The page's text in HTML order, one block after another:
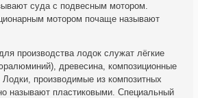
суда с подвесным мотором.
мотором почаще называют
производства лодок служат лёгкие
древесина, композиционные
производимые из композитных
называют пластиковыми. Специальный